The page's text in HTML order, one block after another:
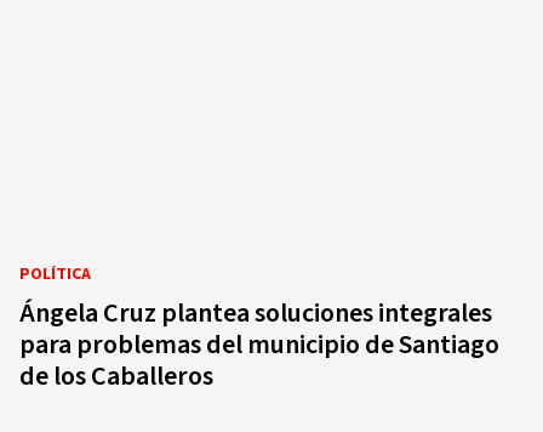
POLÍTICA
Ángela Cruz plantea soluciones integrales
para problemas del municipio de Santiago
de los Caballeros